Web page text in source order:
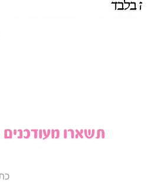
תשארו מעודכנים